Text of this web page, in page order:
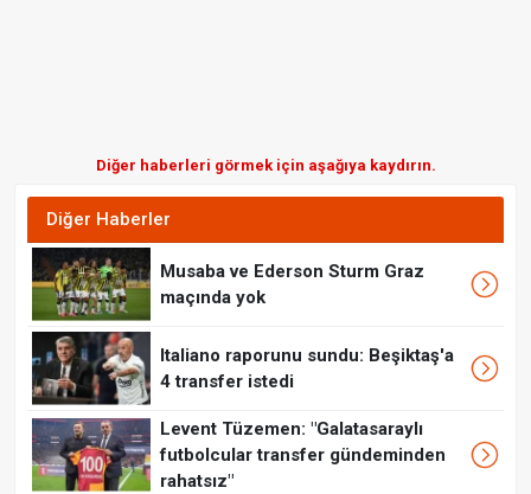
Diğer haberleri görmek için aşağıya kaydırın.
Diğer Haberler
Musaba ve Ederson Sturm Graz
maçında yok
Italiano raporunu sundu: Beşiktaş'a
4 transfer istedi
Levent Tüzemen: "Galatasaraylı
futbolcular transfer gündeminden
rahatsız"